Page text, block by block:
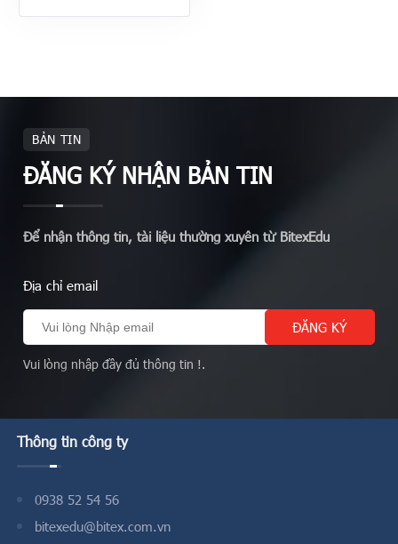
BẢN TIN
ĐĂNG KÝ NHẬN BẢN TIN
Để nhận thông tin, tài liệu thường xuyên từ BitexEdu
Địa chỉ email
Vui lòng nhập đầy đủ thông tin !.
Thông tin công ty
0938 52 54 56
bitexedu@bitex.com.vn